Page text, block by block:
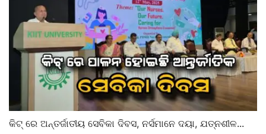
କିଟ୍‍ ରେ ଅନ୍ତର୍ଜାତୀୟ ସେବିକା ଦିବସ, ନର୍ସମାନେ ଦୟା, ଯତ୍ନଶୀଳ...